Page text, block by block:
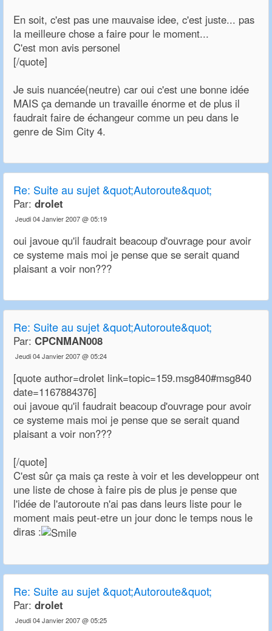
En soit, c'est pas une mauvaise idee, c'est juste... pas
la meilleure chose a faire pour le moment...
C'est mon avis personel
[/quote]
Je suis nuancée(neutre) car oui c'est une bonne idée
MAIS ça demande un travaille énorme et de plus il
faudrait faire de échangeur comme un peu dans le
genre de Sim City 4.
Re: Suite au sujet &quot;Autoroute&quot;
Par: drolet
Jeudi 04 Janvier 2007 @ 05:19
oui javoue qu'il faudrait beacoup d'ouvrage pour avoir
ce systeme mais moi je pense que se serait quand
plaisant a voir non???
Re: Suite au sujet &quot;Autoroute&quot;
Par: CPCNMAN008
Jeudi 04 Janvier 2007 @ 05:24
[quote author=drolet link=topic=159.msg840#msg840
date=1167884376]
oui javoue qu'il faudrait beacoup d'ouvrage pour avoir
ce systeme mais moi je pense que se serait quand
plaisant a voir non???
[/quote]
C'est sûr ça mais ça reste à voir et les developpeur ont
une liste de chose à faire pis de plus je pense que
l'idée de l'autoroute n'ai pas dans leurs liste pour le
moment mais peut-etre un jour donc le temps nous le
diras :
Re: Suite au sujet &quot;Autoroute&quot;
Par: drolet
Jeudi 04 Janvier 2007 @ 05:25